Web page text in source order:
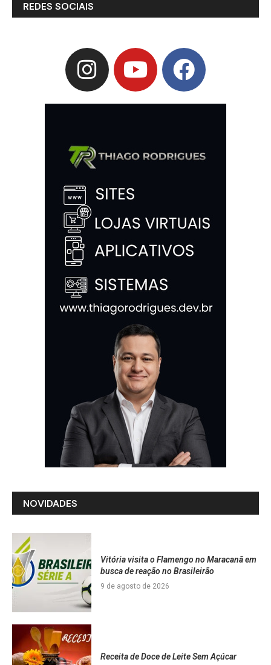
REDES SOCIAIS
NOVIDADES
Vitória visita o Flamengo no Maracanã em
busca de reação no Brasileirão
9 de agosto de 2026
Receita de Doce de Leite Sem Açúcar